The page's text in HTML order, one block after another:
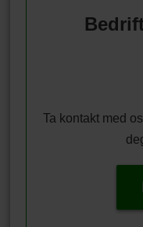
Ta kontakt med